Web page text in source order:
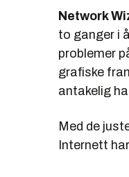
Network
to ganger i
problemer
grafiske
antakelig
Med de
Internett